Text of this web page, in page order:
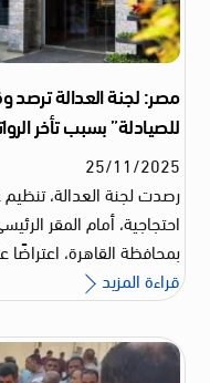
مصر: لجنة العدالة ترصد
للصيادلة” بسبب تأخر
25/11/2025
رصدت لجنة العدالة،
احتجاجية، أمام المقر
بمحافظة القاهرة،
قراءة المزيد